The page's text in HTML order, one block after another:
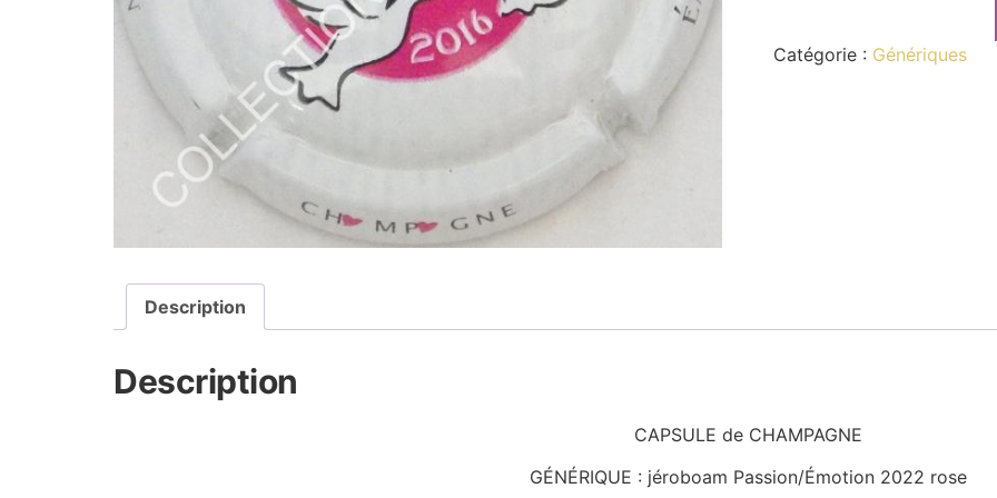
Catégorie : Génériques
Description
Description
CAPSULE de CHAMPAGNE
GÉNÉRIQUE : jéroboam Passion/Émotion 2022 rose